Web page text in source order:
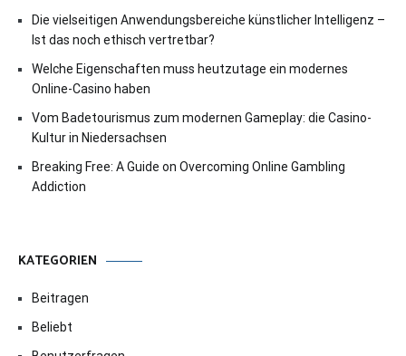
Die vielseitigen Anwendungsbereiche künstlicher Intelligenz –
Ist das noch ethisch vertretbar?
Welche Eigenschaften muss heutzutage ein modernes
Online-Casino haben
Vom Badetourismus zum modernen Gameplay: die Casino-
Kultur in Niedersachsen
Breaking Free: A Guide on Overcoming Online Gambling
Addiction
KATEGORIEN
Beitragen
Beliebt